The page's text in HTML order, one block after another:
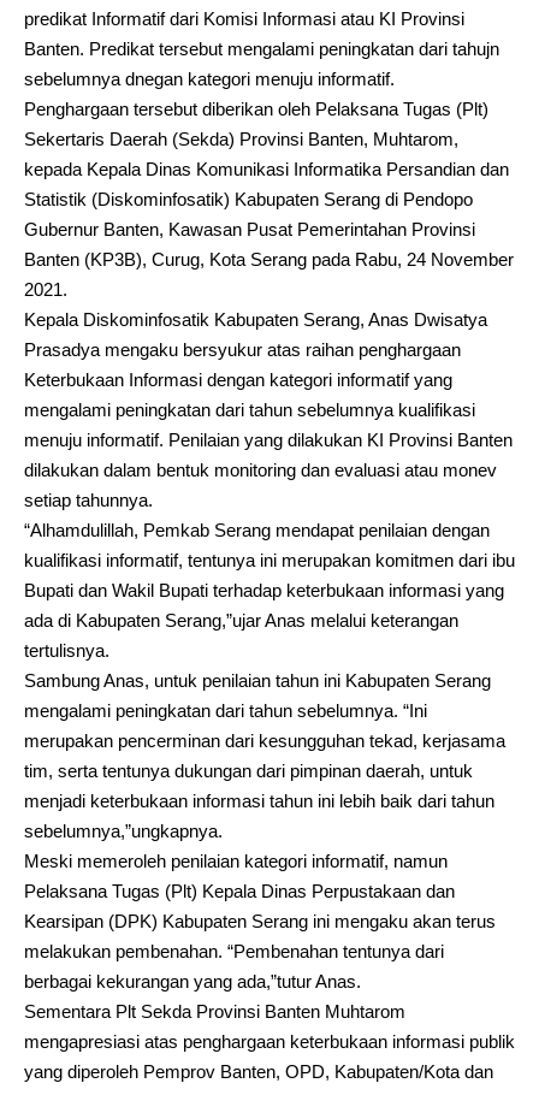
predikat Informatif dari Komisi Informasi atau KI Provinsi
Banten. Predikat tersebut mengalami peningkatan dari tahujn
sebelumnya dnegan kategori menuju informatif.
Penghargaan tersebut diberikan oleh Pelaksana Tugas (Plt)
Sekertaris Daerah (Sekda) Provinsi Banten, Muhtarom,
kepada Kepala Dinas Komunikasi Informatika Persandian dan
Statistik (Diskominfosatik) Kabupaten Serang di Pendopo
Gubernur Banten, Kawasan Pusat Pemerintahan Provinsi
Banten (KP3B), Curug, Kota Serang pada Rabu, 24 November
2021.
Kepala Diskominfosatik Kabupaten Serang, Anas Dwisatya
Prasadya mengaku bersyukur atas raihan penghargaan
Keterbukaan Informasi dengan kategori informatif yang
mengalami peningkatan dari tahun sebelumnya kualifikasi
menuju informatif. Penilaian yang dilakukan KI Provinsi Banten
dilakukan dalam bentuk monitoring dan evaluasi atau monev
setiap tahunnya.
“Alhamdulillah, Pemkab Serang mendapat penilaian dengan
kualifikasi informatif, tentunya ini merupakan komitmen dari ibu
Bupati dan Wakil Bupati terhadap keterbukaan informasi yang
ada di Kabupaten Serang,”ujar Anas melalui keterangan
tertulisnya.
Sambung Anas, untuk penilaian tahun ini Kabupaten Serang
mengalami peningkatan dari tahun sebelumnya. “Ini
merupakan pencerminan dari kesungguhan tekad, kerjasama
tim, serta tentunya dukungan dari pimpinan daerah, untuk
menjadi keterbukaan informasi tahun ini lebih baik dari tahun
sebelumnya,”ungkapnya.
Meski memeroleh penilaian kategori informatif, namun
Pelaksana Tugas (Plt) Kepala Dinas Perpustakaan dan
Kearsipan (DPK) Kabupaten Serang ini mengaku akan terus
melakukan pembenahan. “Pembenahan tentunya dari
berbagai kekurangan yang ada,”tutur Anas.
Sementara Plt Sekda Provinsi Banten Muhtarom
mengapresiasi atas penghargaan keterbukaan informasi publik
yang diperoleh Pemprov Banten, OPD, Kabupaten/Kota dan